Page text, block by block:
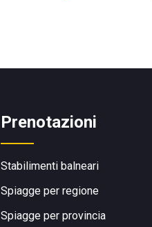
Prenotazioni
Stabilimenti balneari
Spiagge per regione
Spiagge per provincia